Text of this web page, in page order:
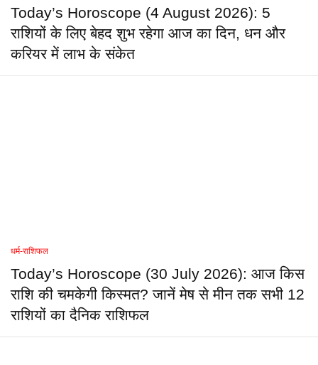
Today’s Horoscope (4 August 2026): 5
राशियों के लिए बेहद शुभ रहेगा आज का दिन, धन और
करियर में लाभ के संकेत
धर्म-राशिफल
Today’s Horoscope (30 July 2026): आज किस
राशि की चमकेगी किस्मत? जानें मेष से मीन तक सभी 12
राशियों का दैनिक राशिफल